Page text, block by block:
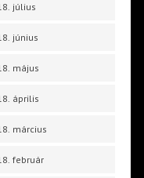
július
június
május
április
március
február